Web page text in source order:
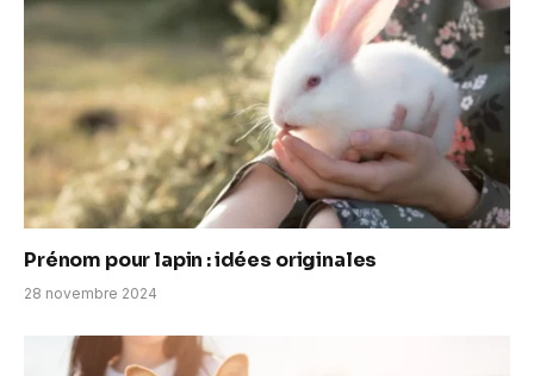
Prénom pour lapin : idées originales
28 novembre 2024